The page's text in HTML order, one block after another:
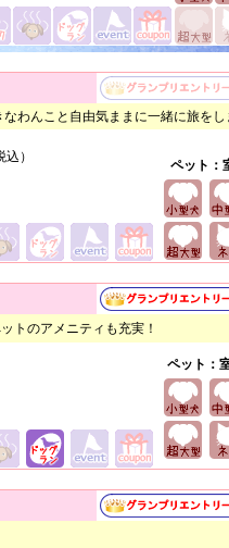
わんこと自由気ままに一緒に旅を
）
ペット：
トのアメニティも充実！
ペット：